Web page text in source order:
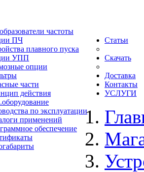
частоты
ПЧ
плавного пуска
УПП
опции
части
Статьи
действия
Скачать
по эксплуатации
применений
обеспечение
Доставка
Контакты
УСЛУГИ